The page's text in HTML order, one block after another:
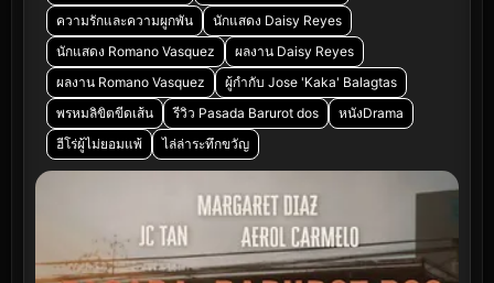
ความรักและความผูกพัน
นักแสดง Daisy Reyes
นักแสดง Romano Vasquez
ผลงาน Daisy Reyes
ผลงาน Romano Vasquez
ผู้กำกับ Jose 'Kaka' Balagtas
พรหมลิขิตขีดเส้น
รีวิว Pasada Barurot dos
หนังDrama
ฮีโร่ผู้ไม่ยอมแพ้
ไล่ล่าระทึกขวัญ